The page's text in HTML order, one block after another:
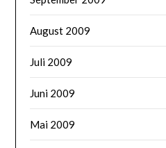
August 2009
Juli 2009
Juni 2009
Mai 2009